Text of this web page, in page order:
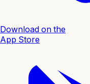
Download on the
App Store